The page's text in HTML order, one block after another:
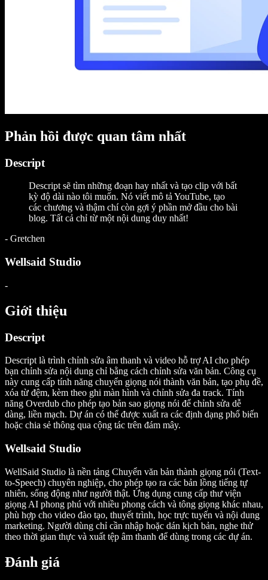
Phản hồi được quan tâm nhất
Descript
Descript sẽ tìm những đoạn hay nhất và tạo clip với bất
kỳ độ dài nào tôi muốn. Nó viết mô tả YouTube, tạo
các chương và thậm chí còn gợi ý phần mở đầu cho bài
blog. Tất cả chỉ từ một nội dung duy nhất!
- Gretchen
Wellsaid Studio
-
Giới thiệu
Descript
Descript là trình chỉnh sửa âm thanh và video hỗ trợ AI cho phép
bạn chỉnh sửa nội dung chỉ bằng cách chỉnh sửa văn bản. Công cụ
này cung cấp tính năng chuyển giọng nói thành văn bản, tạo phụ đề,
xóa từ đệm, kèm theo ghi màn hình và chỉnh sửa đa track. Tính
năng Overdub cho phép tạo bản sao giọng nói để chỉnh sửa dễ
dàng, liền mạch. Dự án có thể được xuất ra các định dạng phổ biến
hoặc chia sẻ thông qua cộng tác trên đám mây.
Wellsaid Studio
WellSaid Studio là nền tảng Chuyển văn bản thành giọng nói (Text-
to-Speech) chuyên nghiệp, cho phép tạo ra các bản lồng tiếng tự
nhiên, sống động như người thật. Ứng dụng cung cấp thư viện
giọng AI phong phú với nhiều phong cách và tông giọng khác nhau,
phù hợp cho video đào tạo, thuyết trình, học trực tuyến và nội dung
marketing. Người dùng chỉ cần nhập hoặc dán kịch bản, nghe thử
theo thời gian thực và xuất tệp âm thanh để dùng trong các dự án.
Đánh giá